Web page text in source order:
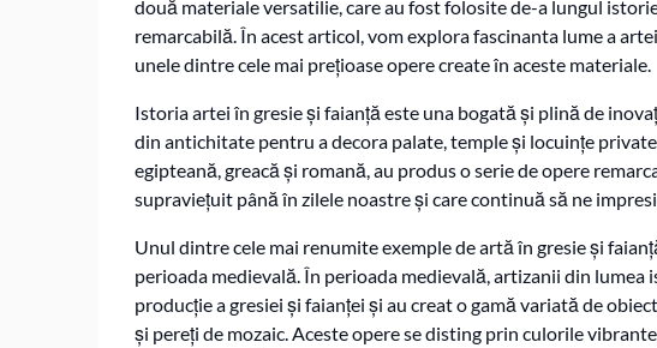
două materiale versatilie, care au fost folosite de-a lungul
remarcabilă. În acest articol, vom explora fascinanta lume a
unele dintre cele mai prețioase opere create în aceste materiale.
Istoria artei în gresie și faianță este una bogată și plină de
din antichitate pentru a decora palate, temple și locuințe
egipteană, greacă și romană, au produs o serie de opere
supraviețuit până în zilele noastre și care continuă să ne
Unul dintre cele mai renumite exemple de artă în gresie și
perioada medievală. În perioada medievală, artizanii din lumea
producție a gresiei și faianței și au creat o gamă variată de
și pereți de mozaic. Aceste opere se disting prin culorile